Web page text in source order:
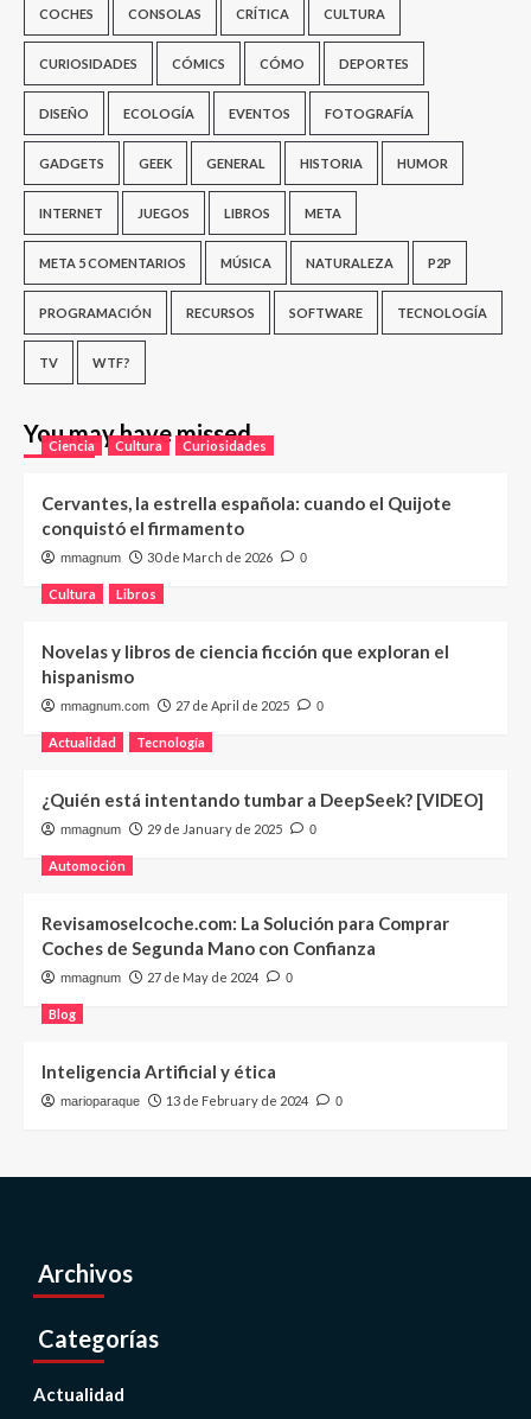
COCHES CONSOLAS CRÍTICA CULTURA
CURIOSIDADES CÓMICS CÓMO DEPORTES
DISEÑO ECOLOGÍA EVENTOS FOTOGRAFÍA
GADGETS GEEK GENERAL HISTORIA HUMOR
INTERNET JUEGOS LIBROS META
META 5 COMENTARIOS MÚSICA NATURALEZA P2P
PROGRAMACIÓN RECURSOS SOFTWARE TECNOLOGÍA
TV WTF?
You may have missed
Ciencia Cultura Curiosidades
Cervantes, la estrella española: cuando el Quijote
conquistó el firmamento
mmagnum 30 de March de 2026 0
Cultura Libros
Novelas y libros de ciencia ficción que exploran el
hispanismo
mmagnum.com 27 de April de 2025 0
Actualidad Tecnología
¿Quién está intentando tumbar a DeepSeek? [VIDEO]
mmagnum 29 de January de 2025 0
Automoción
Revisamoselcoche.com: La Solución para Comprar
Coches de Segunda Mano con Confianza
mmagnum 27 de May de 2024 0
Blog
Inteligencia Artificial y ética
marioparaque 13 de February de 2024 0
Archivos
Categorías
Actualidad